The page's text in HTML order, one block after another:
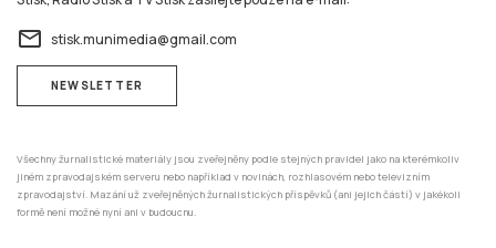
email stisk.munimedia@gmail.com
NEWSLETTER
Všechny žurnalistické materiály jsou zveřejněny podle stejných pravidel jako na kterémkoliv
jiném zpravodajském serveru nebo například v novinách, rozhlasovém nebo televizním
zpravodajství. Mazání už zveřejněných žurnalistických příspěvků (ani jejich částí) v jakékoli
formě není možné nyní ani v budoucnu.